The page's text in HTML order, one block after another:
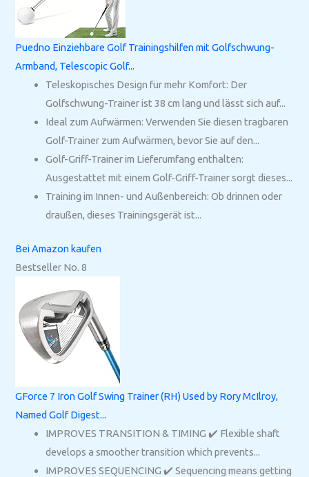
Puedno Einziehbare Golf Trainingshilfen mit Golfschwung-
Armband, Telescopic Golf...
Teleskopisches Design für mehr Komfort: Der
Golfschwung-Trainer ist 38 cm lang und lässt sich auf...
Ideal zum Aufwärmen: Verwenden Sie diesen tragbaren
Golf-Trainer zum Aufwärmen, bevor Sie auf den...
Golf-Griff-Trainer im Lieferumfang enthalten:
Ausgestattet mit einem Golf-Griff-Trainer sorgt dieses...
Training im Innen- und Außenbereich: Ob drinnen oder
draußen, dieses Trainingsgerät ist...
Bei Amazon kaufen
Bestseller No. 8
GForce 7 Iron Golf Swing Trainer (RH) Used by Rory McIlroy,
Named Golf Digest...
IMPROVES TRANSITION & TIMING ✔️ Flexible shaft
develops a smoother transition which prevents...
IMPROVES SEQUENCING ✔️ Sequencing means getting